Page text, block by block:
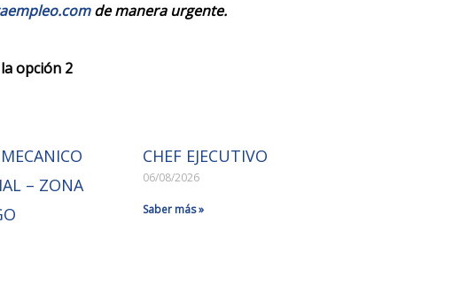
de manera urgente.
opción 2
– ZONA
CHEF EJECUTIVO
06/08/2026
Saber más »